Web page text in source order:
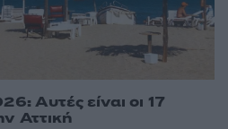
Αυτές είναι οι 17
Αττική